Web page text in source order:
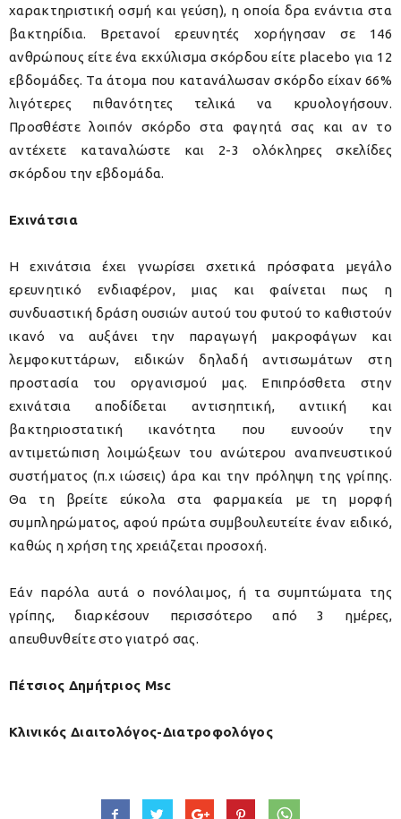
χαρακτηριστική οσμή και γεύση), η οποία δρα ενάντια στα
βακτηρίδια. Βρετανοί ερευνητές χορήγησαν σε 146
ανθρώπους είτε ένα εκχύλισμα σκόρδου είτε placebo για 12
εβδομάδες. Τα άτομα που κατανάλωσαν σκόρδο είχαν 66%
λιγότερες πιθανότητες τελικά να κρυολογήσουν.
Προσθέστε λοιπόν σκόρδο στα φαγητά σας και αν το
αντέχετε καταναλώστε και 2-3 ολόκληρες σκελίδες
σκόρδου την εβδομάδα.
Εχινάτσια
Η εχινάτσια έχει γνωρίσει σχετικά πρόσφατα μεγάλο
ερευνητικό ενδιαφέρον, μιας και φαίνεται πως η
συνδυαστική δράση ουσιών αυτού του φυτού το καθιστούν
ικανό να αυξάνει την παραγωγή μακροφάγων και
λεμφοκυττάρων, ειδικών δηλαδή αντισωμάτων στη
προστασία του οργανισμού μας. Επιπρόσθετα στην
εχινάτσια αποδίδεται αντισηπτική, αντιική και
βακτηριοστατική ικανότητα που ευνοούν την
αντιμετώπιση λοιμώξεων του ανώτερου αναπνευστικού
συστήματος (π.χ ιώσεις) άρα και την πρόληψη της γρίπης.
Θα τη βρείτε εύκολα στα φαρμακεία με τη μορφή
συμπληρώματος, αφού πρώτα συμβουλευτείτε έναν ειδικό,
καθώς η χρήση της χρειάζεται προσοχή.
Εάν παρόλα αυτά ο πονόλαιμος, ή τα συμπτώματα της
γρίπης, διαρκέσουν περισσότερο από 3 ημέρες,
απευθυνθείτε στο γιατρό σας.
Πέτσιος Δημήτριος Msc
Κλινικός Διαιτολόγος-Διατροφολόγος